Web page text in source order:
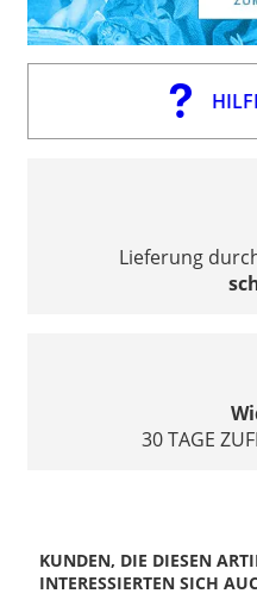
Lieferung
30 TAGE
KUNDEN, DIE DIESEN
INTERESSIERTEN SICH